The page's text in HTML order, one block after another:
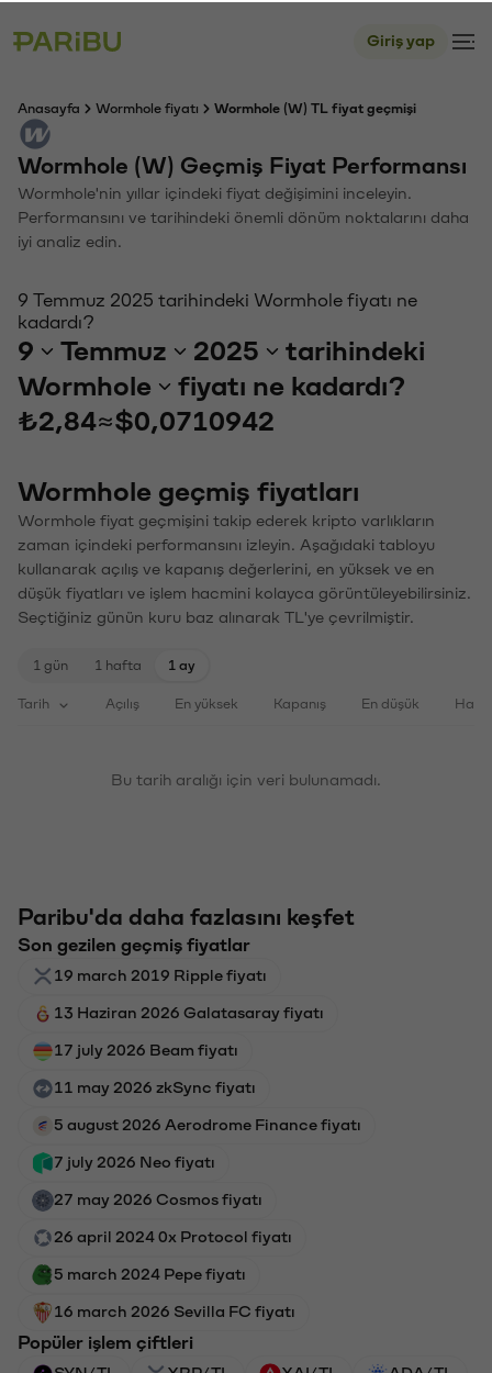
Giriş yap
Anasayfa Wormhole fiyatı Wormhole (W) TL fiyat geçmişi
Wormhole (W) Geçmiş Fiyat Performansı
Wormhole'nin yıllar içindeki fiyat değişimini inceleyin.
Performansını ve tarihindeki önemli dönüm noktalarını daha
iyi analiz edin.
9 Temmuz 2025 tarihindeki Wormhole fiyatı ne
kadardı?
9 Temmuz 2025
tarihindeki
Wormhole
fiyatı ne kadardı?
₺2,84≈$0,0710942
Wormhole geçmiş fiyatları
Wormhole fiyat geçmişini takip ederek kripto varlıkların
zaman içindeki performansını izleyin. Aşağıdaki tabloyu
kullanarak açılış ve kapanış değerlerini, en yüksek ve en
düşük fiyatları ve işlem hacmini kolayca görüntüleyebilirsiniz.
Seçtiğiniz günün kuru baz alınarak TL'ye çevrilmiştir.
1 gün 1 hafta 1 ay
Tarih Açılış En yüksek Kapanış En düşük
Bu tarih aralığı için veri bulunamadı.
Paribu'da daha fazlasını keşfet
Son gezilen geçmiş fiyatlar
19 march 2019 Ripple fiyatı
13 Haziran 2026 Galatasaray fiyatı
17 july 2026 Beam fiyatı
11 may 2026 zkSync fiyatı
5 august 2026 Aerodrome Finance fiyatı
7 july 2026 Neo fiyatı
27 may 2026 Cosmos fiyatı
26 april 2024 0x Protocol fiyatı
5 march 2024 Pepe fiyatı
16 march 2026 Sevilla FC fiyatı
Popüler işlem çiftleri